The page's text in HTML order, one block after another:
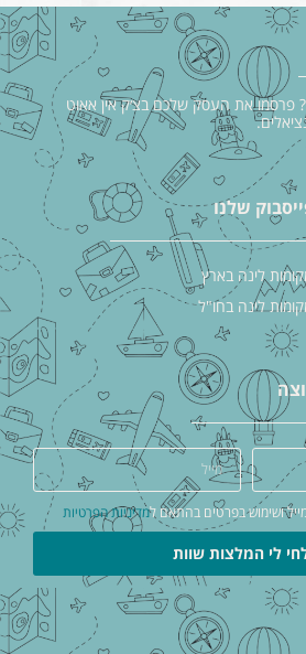
פרסמו את העסק שלכם בצ׳ק אין אאוט
שלנו
לינה בארץ
לינה בחו"ל
ושימוש בפרטים בהתאם למדיניות הפרטיות
לי המלצות שוות